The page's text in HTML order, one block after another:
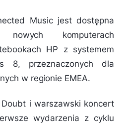
Music jest dostępna
komputerach
HP z systemem
8, przeznaczonych dla
w regionie EMEA.
i warszawski koncert
wydarzenia z cyklu